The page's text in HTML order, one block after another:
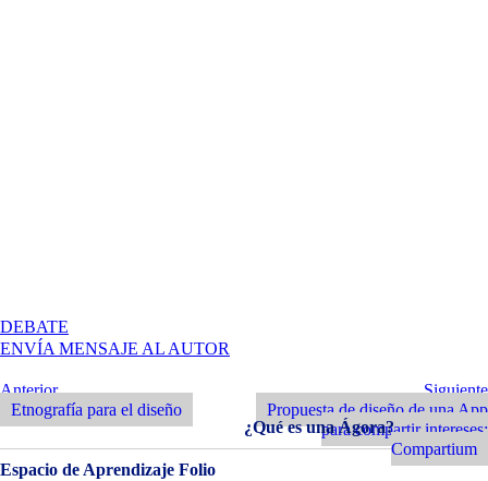
DEBATE
ETNOGRAFÍA
DISEÑO
–
REHABILITACIÓN
CARDÍACA
ENVÍA MENSAJE AL AUTOR
Navegación
de
entradas
Entrada
Anterior
Anterior
Etnografía para el diseño
Siguiente
Entrada
Siguiente
Propuesta de diseño de una App
para compartir intereses:
Compartium
¿Qué es una Ágora?
Espacio de Aprendizaje Folio